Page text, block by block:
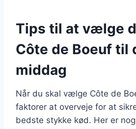
Tips til at vælge
Côte de Boeuf til
middag
Når du skal vælge Côte de
faktorer at overveje for at
bedste stykke kød. Her er